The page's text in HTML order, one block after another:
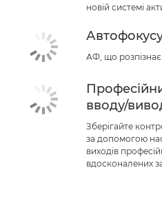
новій системі
АФ, що розпізнає
вводу/
Зберігайте
за допомогою
виходів
вдосконалених